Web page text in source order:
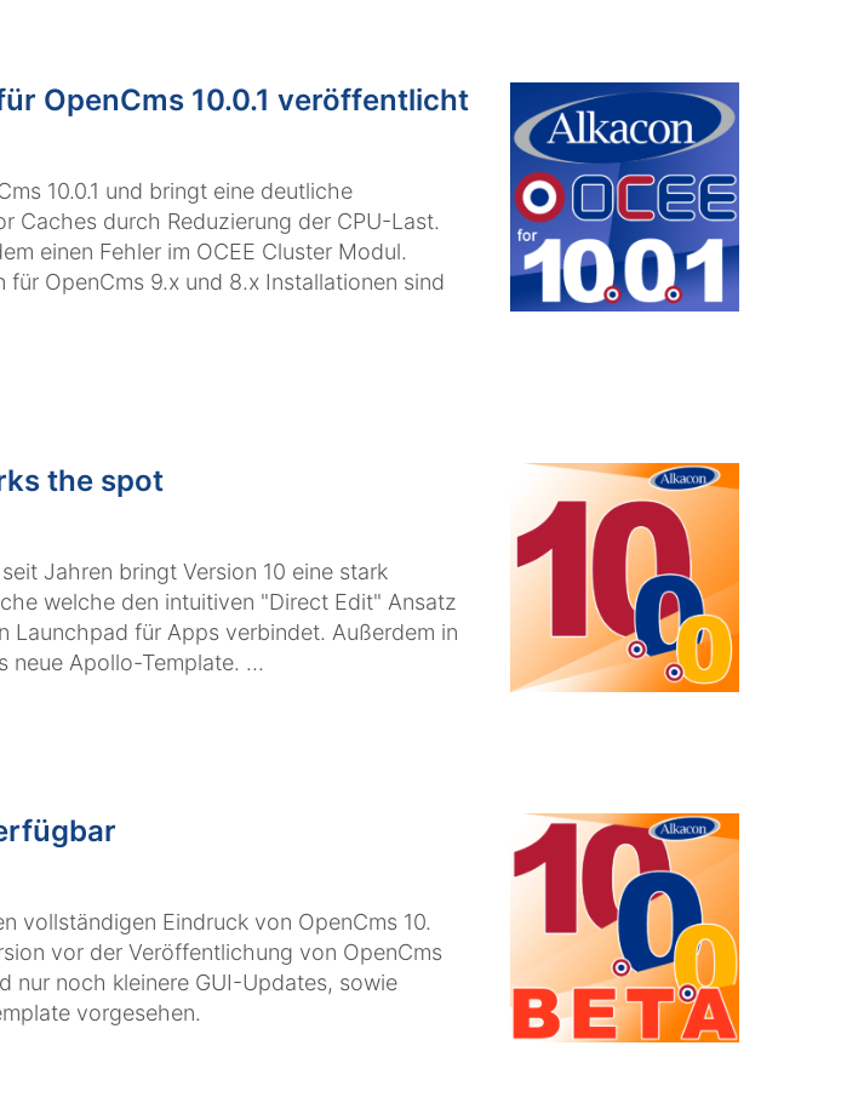
OpenCms 10.0.1 veröffentlicht
10.0.1 und bringt eine deutliche
Caches durch Reduzierung der CPU-Last.
einen Fehler im OCEE Cluster Modul.
für OpenCms 9.x und 8.x Installationen sind
the spot
Jahren bringt Version 10 eine stark
welche den intuitiven "Direct Edit" Ansatz
Launchpad für Apps verbindet. Außerdem in
neue Apollo-Template. ...
vollständigen Eindruck von OpenCms 10.
vor der Veröffentlichung von OpenCms
nur noch kleinere GUI-Updates, sowie
vorgesehen.